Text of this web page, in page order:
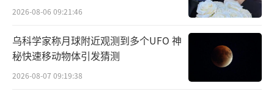
2026-08-06 09:21:46
乌科学家称月球附近观测到多个UFO 神
秘快速移动物体引发猜测
2026-08-07 09:19:38